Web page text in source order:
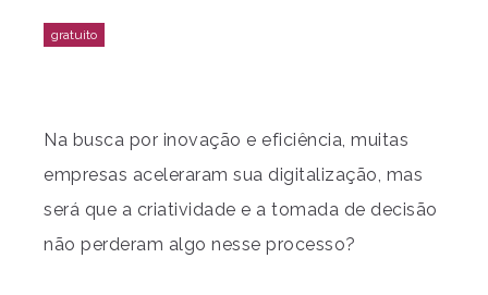
Na busca por inovação e eficiência, muitas
empresas aceleraram sua digitalização, mas
será que a criatividade e a tomada de decisão
não perderam algo nesse processo?